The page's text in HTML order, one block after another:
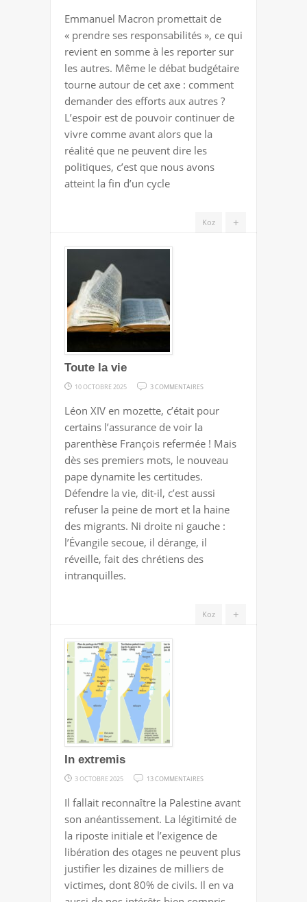
SES
RESPONSABILITÉS
Emmanuel Macron promettait de
« prendre ses responsabilités », ce qui
revient en somme à les reporter sur
les autres. Même le débat budgétaire
tourne autour de cet axe : comment
demander des efforts aux autres ?
L’espoir est de pouvoir continuer de
vivre comme avant alors que la
réalité que ne peuvent dire les
politiques, c’est que nous avons
atteint la fin d’un cycle
+
Koz
Toute la vie
10 OCTOBRE 2025 3 COMMENTAIRES
LA
Léon XIV en mozette, c’était pour
certains l’assurance de voir la
parenthèse François refermée ! Mais
dès ses premiers mots, le nouveau
pape dynamite les certitudes.
Défendre la vie, dit-il, c’est aussi
refuser la peine de mort et la haine
des migrants. Ni droite ni gauche :
l’Évangile secoue, il dérange, il
réveille, fait des chrétiens des
intranquilles.
+
Koz
In extremis
3 OCTOBRE 2025 13 COMMENTAIRES
EXTREMIS
Il fallait reconnaître la Palestine avant
son anéantissement. La légitimité de
la riposte initiale et l’exigence de
libération des otages ne peuvent plus
justifier les dizaines de milliers de
victimes, dont 80% de civils. Il en va